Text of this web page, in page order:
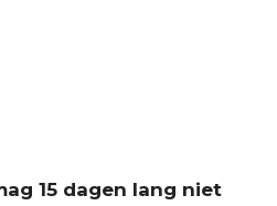
15 dagen lang niet